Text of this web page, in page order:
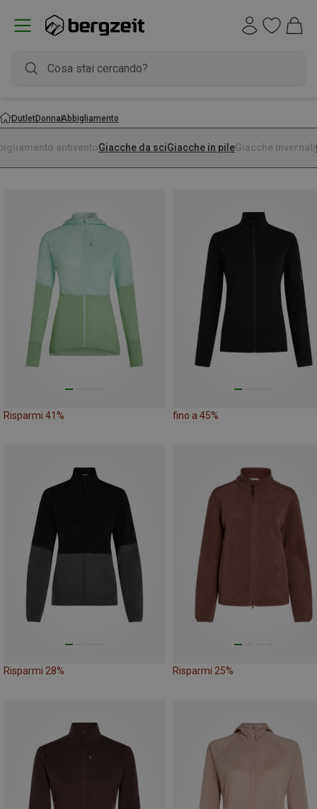
OutletDonnaAbbigliamento
antiventoGiacche da sciGiacche in pileGiacche invernali
Risparmi 41% fino a 45%
Risparmi 28% Risparmi 25%